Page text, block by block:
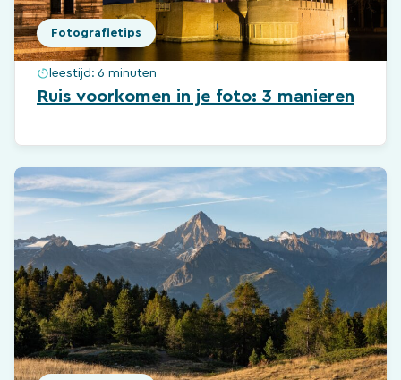
Fotografietips
leestijd: 6 minuten
Ruis voorkomen in je foto: 3 manieren